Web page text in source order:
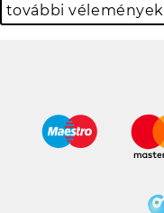
további vélemények